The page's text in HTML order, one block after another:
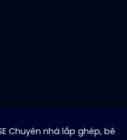
Chuyên nhà lắp ghép, bê